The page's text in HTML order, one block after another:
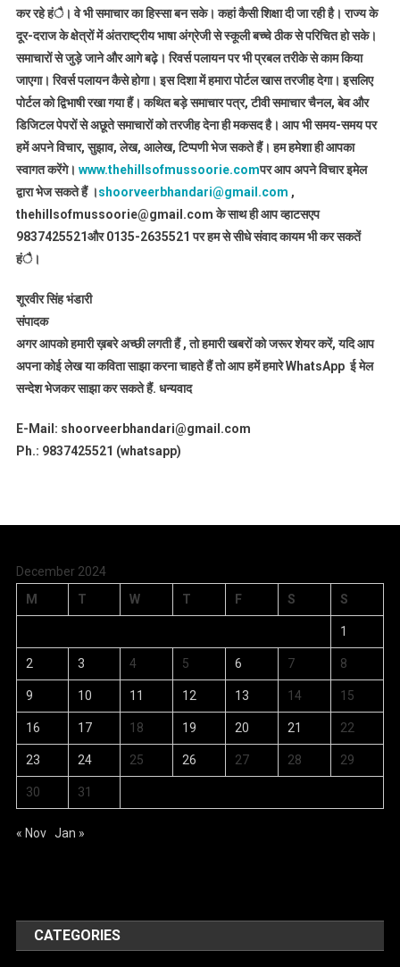
कर रहे हंै। वे भी समाचार का हिस्सा बन सके। कहां कैसी शिक्षा दी जा रही है। राज्य के
दूर-दराज के क्षेत्रों में अंतराष्ट्रीय भाषा अंग्रेजी से स्कूली बच्चे ठीक से परिचित हो सके।
समाचारों से जुड़े जाने और आगे बढ़े। रिवर्स पलायन पर भी प्रबल तरीके से काम किया
जाएगा। रिवर्स पलायन कैसे होगा। इस दिशा में हमारा पोर्टल खास तरजीह देगा। इसलिए
पोर्टल को द्विभाषी रखा गया हैं। कथित बड़े समाचार पत्र, टीवी समाचार चैनल, बेव और
डिजिटल पेपरों से अछूते समाचारों को तरजीह देना ही मकसद है। आप भी समय-समय पर
हमें अपने विचार, सुझाव, लेख, आलेख, टिप्पणी भेज सकते हैं। हम हमेशा ही आपका
स्वागत करेंगे। www.thehillsofmussoorie.comपर आप अपने विचार इमेल
द्वारा भेज सकते हैं ।shoorveerbhandari@gmail.com ,
thehillsofmussoorie@gmail.com के साथ ही आप व्हाटसएप
9837425521और 0135-2635521 पर हम से सीधे संवाद कायम भी कर सकतें
हंै।
शूरवीर सिंह भंडारी
संपादक
अगर आपको हमारी ख़बरे अच्छी लगती हैं , तो हमारी खबरों को जरूर शेयर करें, यदि आप
अपना कोई लेख या कविता साझा करना चाहते हैं तो आप हमें हमारे WhatsApp ई मेल
सन्देश भेजकर साझा कर सकते हैं. धन्यवाद
E-Mail: shoorveerbhandari@gmail.com
Ph.: 9837425521 (whatsapp)
December 2024
M
T W T F S S
1
2 3 4 5 6 7 8
9 10 11 12 13 14 15
16 17 18 19 20 21 22
23 24 25 26 27 28 29
30 31
« Nov Jan »
CATEGORIES